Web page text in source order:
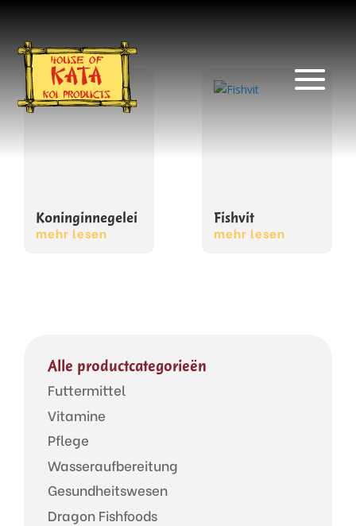
Koninginnegelei
mehr lesen
Fishvit
mehr lesen
Alle productcategorieën
Futtermittel
Vitamine
Pflege
Wasseraufbereitung
Gesundheitswesen
Dragon Fishfoods